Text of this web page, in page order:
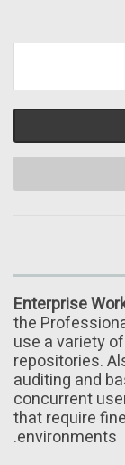
Enterprise
the
use a variety
repositories.
auditing and
concurrent
that require
environments.